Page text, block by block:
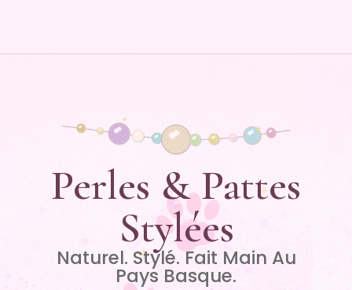
Perles & Pattes
Stylées
Naturel. Stylé. Fait Main Au
Pays Basque.